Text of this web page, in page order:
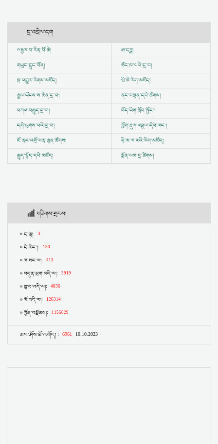
དྲ་འབྲེལ་དག
ྋརྒྱལ་བ་རིན་པོ་ཆེ།
ཨ་དཪྴ།
གཡུང་དྲུང་བོན།
ཙོང་ཁ་པའི་དྲ་བ།
སྔ་འགྱུར་རིགས་མཛོད།
ཝི་ཁེ་རིག་མཛོད།
རྒྱལ་ཡོངས་ས་ཆེན་དྲ་བ།
ནང་བསྟན་དཔེ་ཚོགས།
བཀའ་བརྒྱུད་དྲ་བ།
བོད་ཡིག་སློབ་སྦྱོང་།
དགེ་ལུགས་པའི་དྲ་བ།
གློག་རྡུལ་འཕྲུལ་དེབ་ཁང་།
ཇོ་ནང་འགྲོ་ཕན་ལྷན་ཚོགས།
ཧི་མ་ལ་ཡའི་རིག་མཛོད།
རྒྱུད་སྟོད་དཔེ་མཛོད།
སྨོན་ལམ་དྲ་ཚིགས།